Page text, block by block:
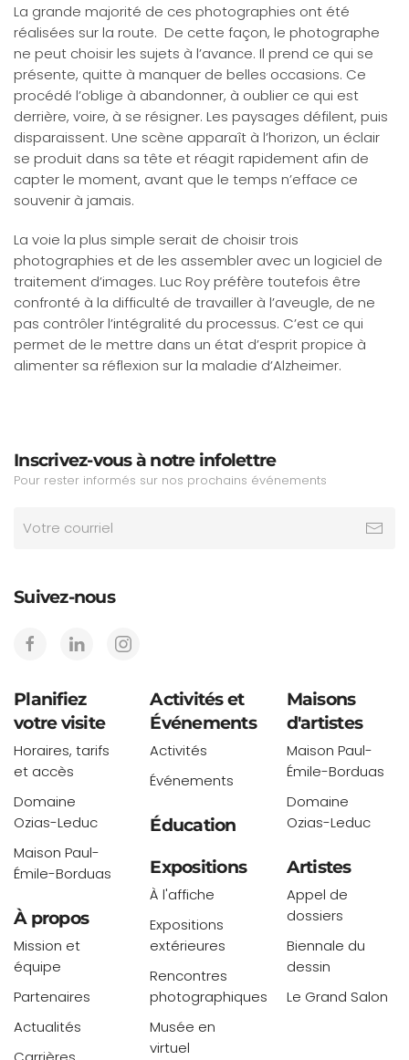
La grande majorité de ces photographies ont été
réalisées sur la route. De cette façon, le photographe
ne peut choisir les sujets à l’avance. Il prend ce qui se
présente, quitte à manquer de belles occasions. Ce
procédé l’oblige à abandonner, à oublier ce qui est
derrière, voire, à se résigner. Les paysages défilent, puis
disparaissent. Une scène apparaît à l’horizon, un éclair
se produit dans sa tête et réagit rapidement afin de
capter le moment, avant que le temps n’efface ce
souvenir à jamais.
La voie la plus simple serait de choisir trois
photographies et de les assembler avec un logiciel de
traitement d’images. Luc Roy préfère toutefois être
confronté à la difficulté de travailler à l’aveugle, de ne
pas contrôler l’intégralité du processus. C’est ce qui
permet de le mettre dans un état d’esprit propice à
alimenter sa réflexion sur la maladie d’Alzheimer.
Inscrivez-vous à notre infolettre
Pour rester informés sur nos prochains événements
Suivez-nous
Planifiez
votre visite
Horaires, tarifs
et accès
Domaine
Ozias-Leduc
Maison Paul-
Émile-Borduas
À propos
Mission et
équipe
Partenaires
Actualités
Activités et
Événements
Activités
Événements
Éducation
Expositions
À l'affiche
Expositions
extérieures
Rencontres
photographiques
Musée en
virtuel
Maisons
d'artistes
Maison Paul-
Émile-Borduas
Domaine
Ozias-Leduc
Artistes
Appel de
dossiers
Biennale du
dessin
Le Grand Salon